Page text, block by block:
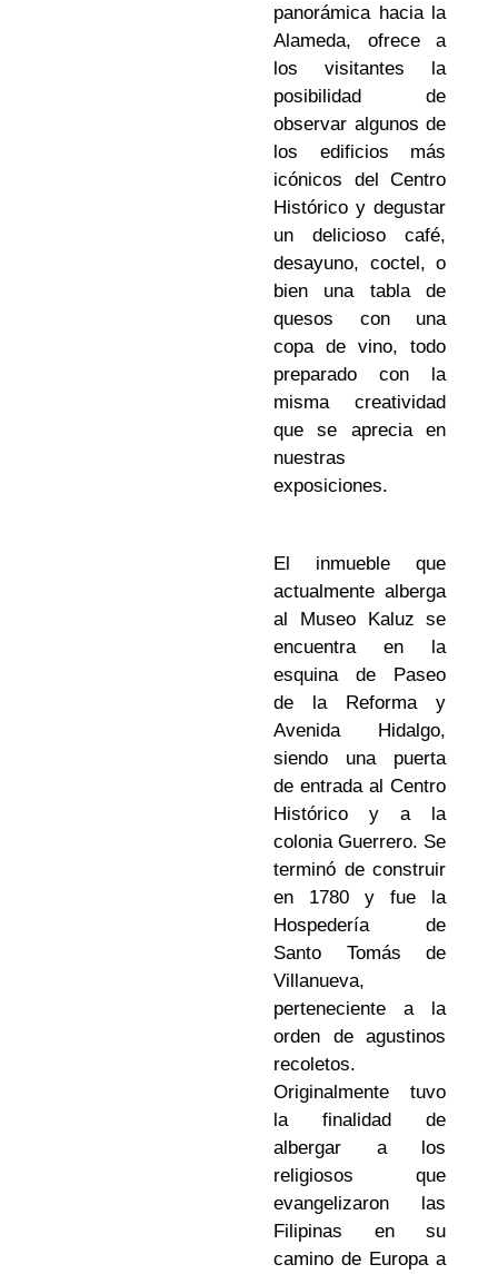
panorámica hacia la
Alameda, ofrece a
los visitantes la
posibilidad de
observar algunos de
los edificios más
icónicos del Centro
Histórico y degustar
un delicioso café,
desayuno, coctel, o
bien una tabla de
quesos con una
copa de vino, todo
preparado con la
misma creatividad
que se aprecia en
nuestras
exposiciones.
El inmueble que
actualmente alberga
al Museo Kaluz se
encuentra en la
esquina de Paseo
de la Reforma y
Avenida Hidalgo,
siendo una puerta
de entrada al Centro
Histórico y a la
colonia Guerrero. Se
terminó de construir
en 1780 y fue la
Hospedería de
Santo Tomás de
Villanueva,
perteneciente a la
orden de agustinos
recoletos.
Originalmente tuvo
la finalidad de
albergar a los
religiosos que
evangelizaron las
Filipinas en su
camino de Europa a